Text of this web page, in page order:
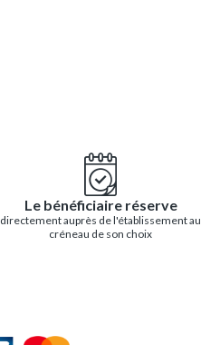
Le bénéficiaire réserve
directement auprès de l'établissement au
créneau de son choix